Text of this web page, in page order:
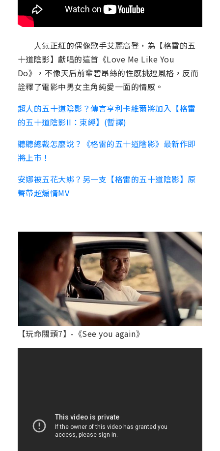
人氣正紅的偶像歌手艾麗高登，為【格雷的五
十道陰影】獻唱的這首《Love Me Like You
Do》，不像天后前輩碧昂絲的性感挑逗風格，反而
詮釋了電影中男女主角純愛一面的情感。
超人的五十道陰影？傳言亨利卡維爾將加入【格雷
的五十道陰影II：束縛】(暫譯)
聽聽總裁怎麼說？《格雷的五十道陰影》最新作即
將上市！
安娜被五花大綁？另一支【格雷的五十道陰影】原
聲帶超煽情MV
【玩命關頭7】-《See you again》